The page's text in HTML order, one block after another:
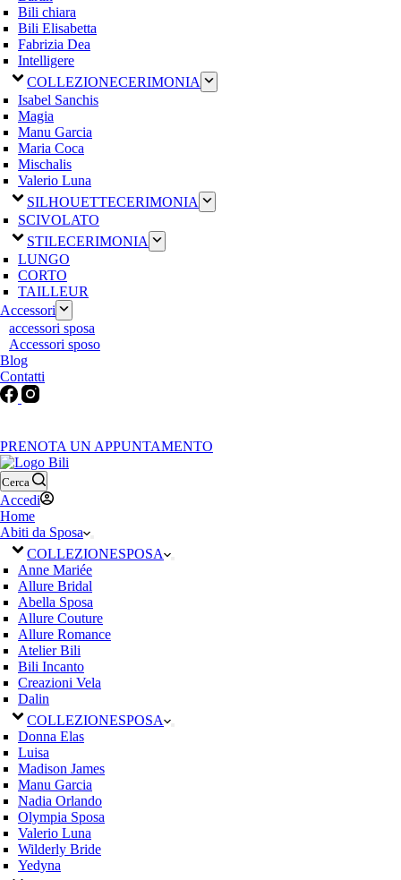
Bili chiara
Bili Elisabetta
Fabrizia Dea
Intelligere
COLLEZIONECERIMONIA
Isabel Sanchis
Magia
Manu Garcia
Maria Coca
Mischalis
Valerio Luna
SILHOUETTECERIMONIA
SCIVOLATO
STILECERIMONIA
LUNGO
CORTO
TAILLEUR
Accessori
accessori sposa
Accessori sposo
Blog
Contatti
PRENOTA UN APPUNTAMENTO
Cerca
Accedi
Home
Abiti da Sposa
COLLEZIONESPOSA
Anne Mariée
Allure Bridal
Abella Sposa
Allure Couture
Allure Romance
Atelier Bili
Bili Incanto
Creazioni Vela
Dalin
COLLEZIONESPOSA
Donna Elas
Luisa
Madison James
Manu Garcia
Nadia Orlando
Olympia Sposa
Valerio Luna
Wilderly Bride
Yedyna